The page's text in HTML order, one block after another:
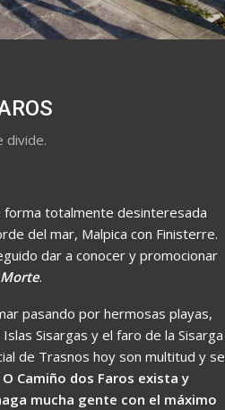
divide.
forma totalmente desinteresada
del mar, Malpica con Finisterre.
dar a conocer y promocionar
.
pasando por hermosas playas,
Sisargas y el faro de la Sisarga
de Trasnos hoy son multitud y se
Camiño dos Faros exista y
mucha gente con el máximo